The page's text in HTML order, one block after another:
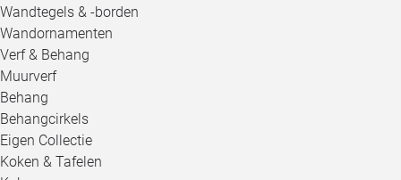
Wandtegels & -borden
Wandornamenten
Verf & Behang
Muurverf
Behang
Behangcirkels
Eigen Collectie
Koken & Tafelen